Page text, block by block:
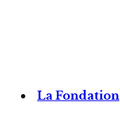
La Fondation